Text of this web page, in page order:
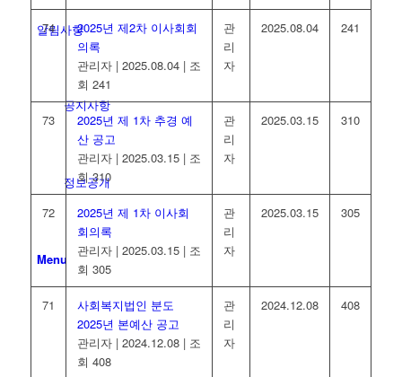
알림사항
공지사항
정보공개
Menu
74
2025년 제2차 이사회회
의록
관리자 | 2025.08.04 | 조
회 241
관
리
자
2025.08.04 241
73
2025년 제 1차 추경 예
산 공고
관리자 | 2025.03.15 | 조
회 310
관
리
자
2025.03.15 310
72
2025년 제 1차 이사회
회의록
관리자 | 2025.03.15 | 조
회 305
관
리
자
2025.03.15 305
71
사회복지법인 분도
2025년 본예산 공고
관리자 | 2024.12.08 | 조
회 408
관
리
자
2024.12.08 408